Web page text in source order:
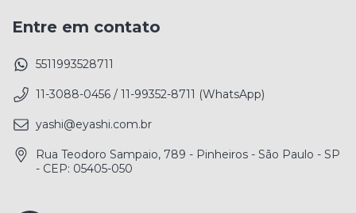
Entre em contato
5511993528711
11-3088-0456 / 11-99352-8711 (WhatsApp)
yashi@eyashi.com.br
Rua Teodoro Sampaio, 789 - Pinheiros - São Paulo - SP
- CEP: 05405-050